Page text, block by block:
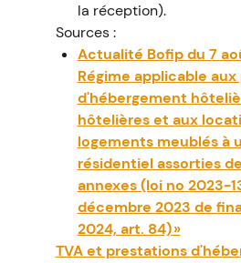
la réception).
Sources :
Actualité Bofip du 7
Régime applicable
d'hébergement
hôtelières et aux
logements meublés à
résidentiel assorties
annexes (loi no 2023-
décembre 2023 de
2024, art. 84) »
TVA et prestations